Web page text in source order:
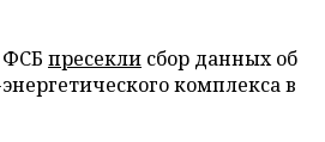
ФСБ пресекли сбор данных об
комплекса в